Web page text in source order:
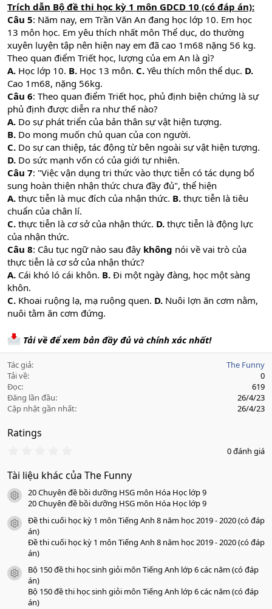
Trích dẫn Bộ đề thi học kỳ 1 môn GDCD 10 (có đáp án):
Câu 5: Năm nay, em Trần Văn An đang học lớp 10. Em học
13 môn học. Em yêu thích nhất môn Thể dục, do thường
xuyên luyện tập nên hiện nay em đã cao 1m68 nặng 56 kg.
Theo quan điểm Triết học, lượng của em An là gì?
A. Học lớp 10. B. Học 13 môn. C. Yêu thích môn thể dục. D.
Cao 1m68, nặng 56kg.
Câu 6: Theo quan điểm Triết học, phủ định biện chứng là sự
phủ định được diễn ra như thế nào?
A. Do sự phát triển của bản thân sự vật hiện tượng.
B. Do mong muốn chủ quan của con người.
C. Do sự can thiệp, tác động từ bên ngoài sự vật hiện tượng.
D. Do sức mạnh vốn có của giới tự nhiên.
Câu 7: "Việc vận dụng tri thức vào thực tiễn có tác dụng bổ
sung hoàn thiện nhận thức chưa đầy đủ", thể hiện
A. thực tiễn là mục đích của nhận thức. B. thực tiễn là tiêu
chuẩn của chân lí.
C. thực tiễn là cơ sở của nhận thức. D. thực tiễn là động lực
của nhận thức.
Câu 8: Câu tục ngữ nào sau đây không nói về vai trò của
thực tiễn là cơ sở của nhận thức?
A. Cái khó ló cái khôn. B. Đi một ngày đàng, học một sàng
khôn.
C. Khoai ruộng lạ, mạ ruộng quen. D. Nuôi lợn ăn cơm nằm,
nuôi tằm ăn cơm đứng.
Tải về để xem bản đầy đủ và chính xác nhất!
Tác giả
The Funny
Tải về
0
Đọc
619
Đăng lần đầu
26/4/23
Cập nhật gần nhất
26/4/23
Ratings
0
0
s
a
o
0 đánh giá
Tài liệu khác của The Funny
icon tài liệu
20 Chuyên đề bồi dưỡng HSG môn Hóa Học lớp 9
20 Chuyên đề bồi dưỡng HSG môn Hóa Học lớp 9
icon tài liệu
Đề thi cuối học kỳ 1 môn Tiếng Anh 8 năm học 2019 - 2020 (có đáp
án)
Đề thi cuối học kỳ 1 môn Tiếng Anh 8 năm học 2019 - 2020 (có đáp
án)
icon tài liệu
Bộ 150 đề thi học sinh giỏi môn Tiếng Anh lớp 6 các năm (có đáp
án)
Bộ 150 đề thi học sinh giỏi môn Tiếng Anh lớp 6 các năm (có đáp
án)